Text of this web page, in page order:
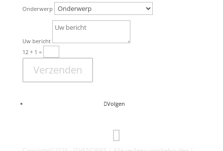
Onderwerp
Uw bericht
12 + 1 =
Verzenden
Volgen